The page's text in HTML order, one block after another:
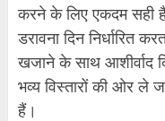
करने के लिए एकदम सही
डरावना दिन निर्धारित
खजाने के साथ आशीर्वाद
भव्य विस्तारों की ओर ले
हैं।